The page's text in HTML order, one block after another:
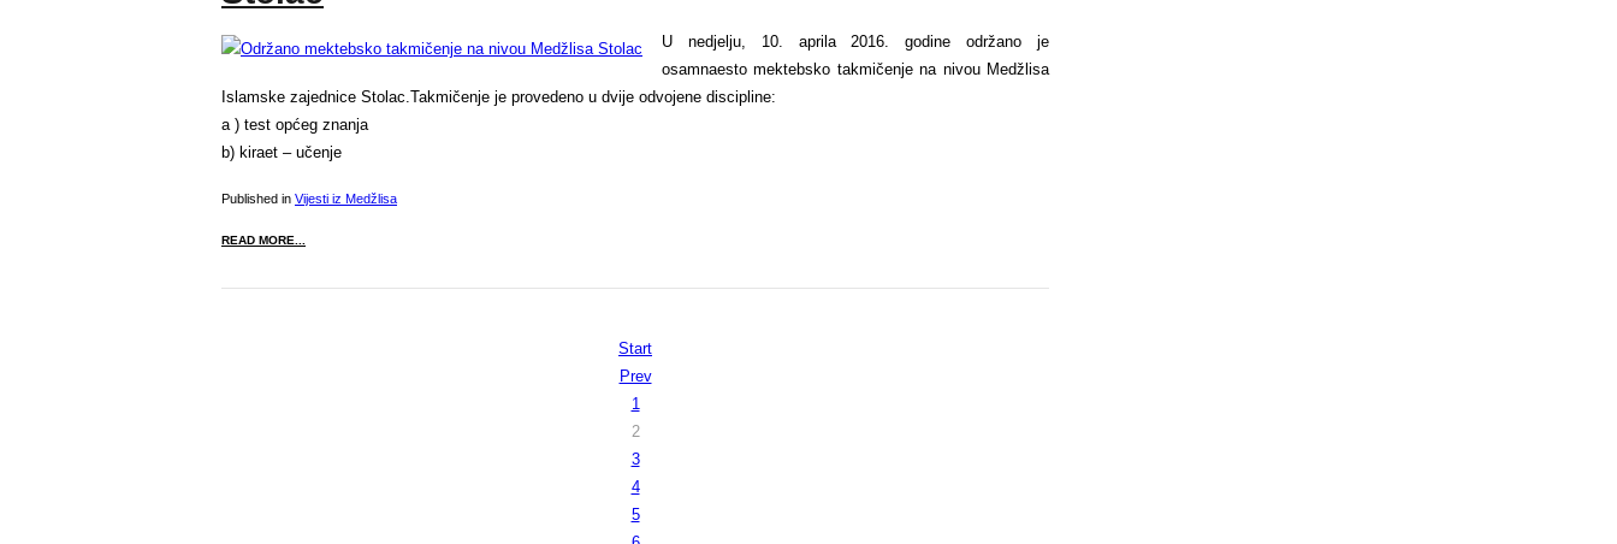
U nedjelju, 10. aprila 2016. godine održano je
osamnaesto mektebsko takmičenje na nivou Medžlisa
Islamske zajednice Stolac.Takmičenje je provedeno u dvije odvojene discipline:
a ) test općeg znanja
b) kiraet – učenje
Published in Vijesti iz Medžlisa
READ MORE...
Start
Prev
1
2
3
4
5